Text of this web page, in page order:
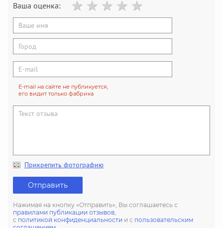
Ваша оценка:
E-mail на сайте не публикуется,
его видит только фабрика
Прикрепить фотографию
Отправить
Нажимая на кнопку «Отправить», Вы соглашаетесь с
правилами публикации отзывов,
с политикой конфиденциальности и с пользовательским